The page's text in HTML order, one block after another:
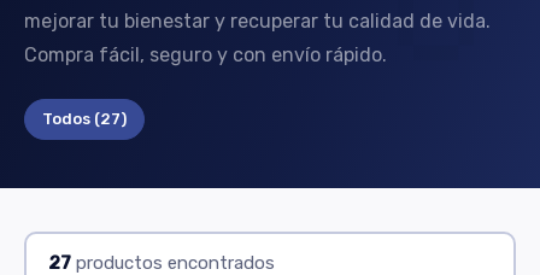
mejorar tu bienestar y recuperar tu calidad de vida.
Compra fácil, seguro y con envío rápido.
Todos (27)
27 productos encontrados